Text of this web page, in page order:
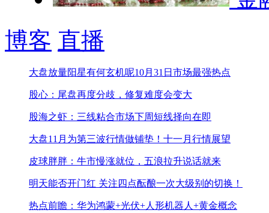
博客 直播
大盘放量阳星有何玄机呢10月31日市场最强热点
股心：尾盘再度分歧，修复难度会变大
股海之虾：三线粘合市场下周短线择向在即
大盘11月为第三波行情做铺垫！ 十一月行情展望
皮球胖胖：牛市慢涨就位，五浪拉升说话就来
明天能否开门红 关注四点酝酿一次大级别的切换！
热点前瞻：华为鸿蒙+光伏+人形机器人+黄金概念